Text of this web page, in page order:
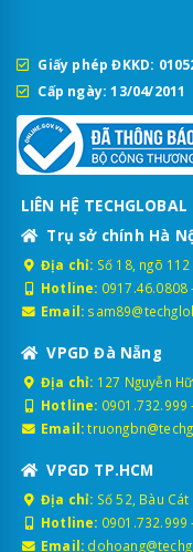
Giấy phép ĐKKD:
Cấp ngày: 13/04/2011
LIÊN HỆ TECHGLOBAL
Trụ sở chính Hà
Địa chỉ: Số 18, ngõ
Hotline: 0917.46.0808
Email:
VPGD Đà Nẵng
Địa chỉ: 127 Nguyễn
Hotline: 0901.732.999
Email:
VPGD TP.HCM
Địa chỉ: Số 52, Bàu
Hotline: 0901.732.999
Email: